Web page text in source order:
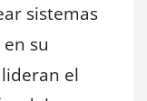
sistemas
su
el